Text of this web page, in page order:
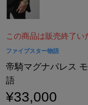
この商品は販売終了い
ファイブスター物語
帝騎マグナパレス
語
¥33,000